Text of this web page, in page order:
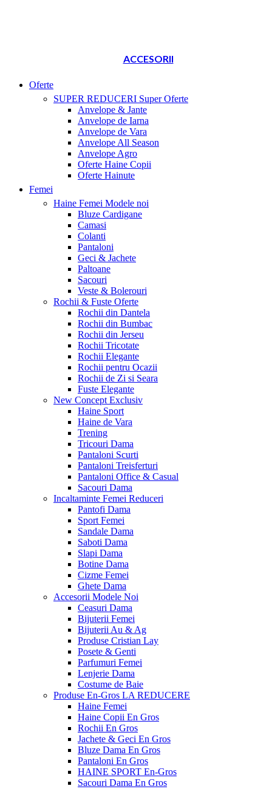
ACCESORII
Oferte
SUPER REDUCERI Super Oferte
Anvelope & Jante
Anvelope de Iarna
Anvelope de Vara
Anvelope All Season
Anvelope Agro
Oferte Haine Copii
Oferte Hainute
Femei
Haine Femei Modele noi
Bluze Cardigane
Camasi
Colanti
Pantaloni
Geci & Jachete
Paltoane
Sacouri
Veste & Bolerouri
Rochii & Fuste Oferte
Rochii din Dantela
Rochii din Bumbac
Rochii din Jerseu
Rochii Tricotate
Rochii Elegante
Rochii pentru Ocazii
Rochii de Zi si Seara
Fuste Elegante
New Concept Exclusiv
Haine Sport
Haine de Vara
Trening
Tricouri Dama
Pantaloni Scurti
Pantaloni Treisferturi
Pantaloni Office & Casual
Sacouri Dama
Incaltaminte Femei Reduceri
Pantofi Dama
Sport Femei
Sandale Dama
Saboti Dama
Slapi Dama
Botine Dama
Cizme Femei
Ghete Dama
Accesorii Modele Noi
Ceasuri Dama
Bijuterii Femei
Bijuterii Au & Ag
Produse Cristian Lay
Posete & Genti
Parfumuri Femei
Lenjerie Dama
Costume de Baie
Produse En-Gros LA REDUCERE
Haine Femei
Haine Copii En Gros
Rochii En Gros
Jachete & Geci En Gros
Bluze Dama En Gros
Pantaloni En Gros
HAINE SPORT En-Gros
Sacouri Dama En Gros